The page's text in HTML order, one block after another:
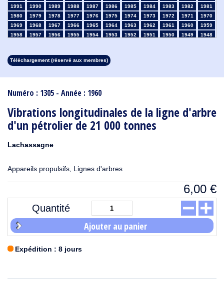
Numéro : 1305 - Année : 1960
Vibrations longitudinales de la ligne d'arbre
d'un pétrolier de 21 000 tonnes
Lachassagne
Appareils propulsifs, Lignes d'arbres
6,00 €
Quantité
Ajouter au panier
Expédition : 8 jours
1991
1990 1989 1988 1987 1986 1985 1984 1983 1982
1981
1980
1979 1978 1977 1976 1975 1974 1973 1972 1971
1970
1969
1968 1967 1966 1965 1964 1963 1962 1961 1960
1959
1958
1957 1956 1955 1954 1953 1952 1951 1950 1949
1948
1913
1912 1911 1910 1909 1908
Téléchargement (réservé aux membres)